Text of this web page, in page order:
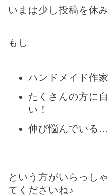
いまは少し投稿を休
もし
ハンドメイド作
たくさんの方に
い！
伸び悩んでいる…
という方がいらっし
てくださいね♪